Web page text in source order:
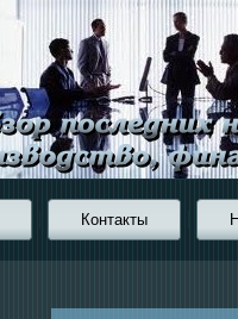
Контакты